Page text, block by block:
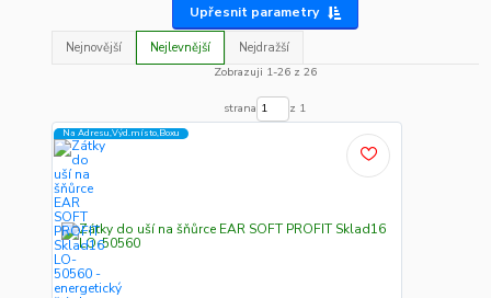
Upřesnit parametry
Nejnovější Nejlevnější
Nejdražší
Zobrazuji 1-26 z 26
strana z 1
Na Adresu,Výd.místo,Boxu